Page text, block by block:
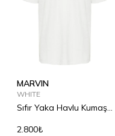
MARVIN
WHITE
Sıfır Yaka Havlu Kumaş
2.800₺